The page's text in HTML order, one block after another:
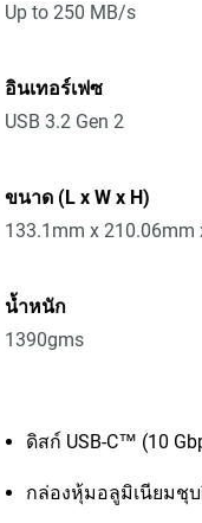
Up to 250 MB/s
อินเทอร์เฟซ
USB 3.2 Gen 2
ขนาด (L x W x H)
133.1mm x 210.06mm
น้ำหนัก
1390gms
ดิสก์ USB-C™ (10
กล่องหุ้มอลูมิเนียมชุ